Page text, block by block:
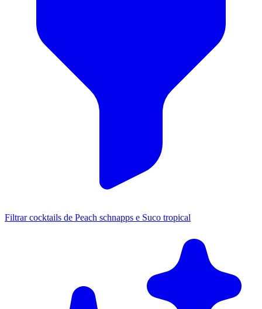
Filtrar cocktails de Peach schnapps e Suco tropical